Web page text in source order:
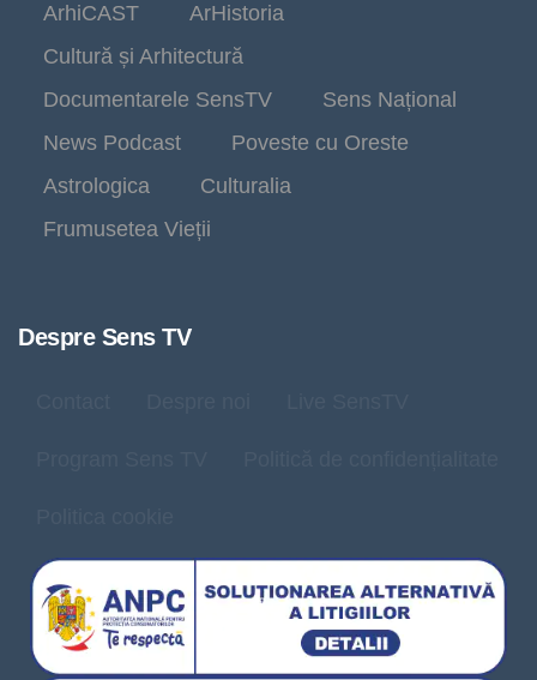
ArhiCAST
ArHistoria
Cultură și Arhitectură
Documentarele SensTV
Sens Național
News Podcast
Poveste cu Oreste
Astrologica
Culturalia
Frumusetea Vieții
Despre Sens TV